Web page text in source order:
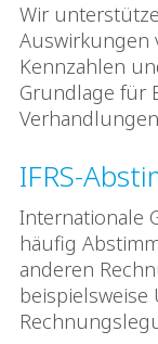
Wir
Auswirkungen
Kennzahlen
Grundlage für
IFRS-
Internationale
häufig
anderen
beispielsweise